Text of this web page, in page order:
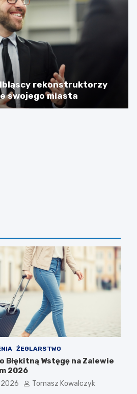
rekonstruktorzy
swojego miasta
ŻEGLARSTWO
Błękitną Wstęgę na Zalewie
2026
Tomasz Kowalczyk